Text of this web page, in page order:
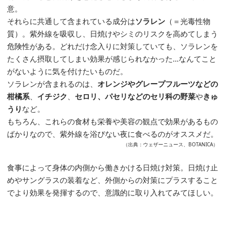
意。
それらに共通して含まれている成分はソラレン （＝光毒性物
質）。紫外線を吸収し、日焼けやシミのリスクを高めてしまう
危険性がある。どれだけ念入りに対策していても、ソラレンを
たくさん摂取してしまい効果が感じられなかった…なんてこと
がないように気を付けたいものだ。
ソラレンが含まれるのは、 オレンジやグレープフルーツなどの
柑橘系、 イチジク 、 セロリ、パセリなどのセリ科の野菜やきゅ
うり など。
もちろん、これらの食材も栄養や美容の観点で効果があるもの
ばかりなので、紫外線を浴びない夜に食べるのがオススメだ。
（出典：ウェザーニュース、BOTANICA）
食事によって身体の内側から働きかける日焼け対策。日焼け止
めやサングラスの装着など、外側からの対策にプラスすること
でより効果を発揮するので、意識的に取り入れてみてほしい。